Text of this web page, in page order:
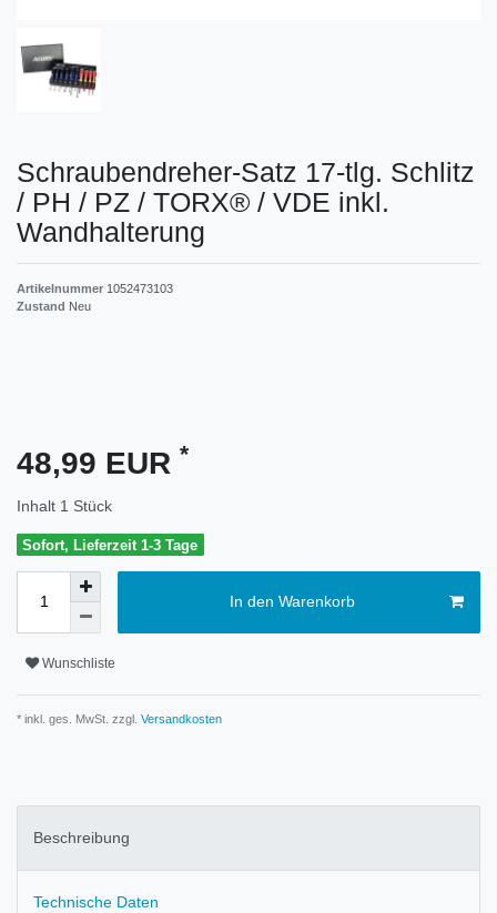
Schraubendreher-Satz 17-tlg. Schlitz
/ PH / PZ / TORX® / VDE inkl.
Wandhalterung
Artikelnummer 1052473103
Zustand Neu
48,99 EUR *
Inhalt 1 Stück
Sofort, Lieferzeit 1-3 Tage
In den Warenkorb
Wunschliste
* inkl. ges. MwSt. zzgl. Versandkosten
Beschreibung
Technische Daten